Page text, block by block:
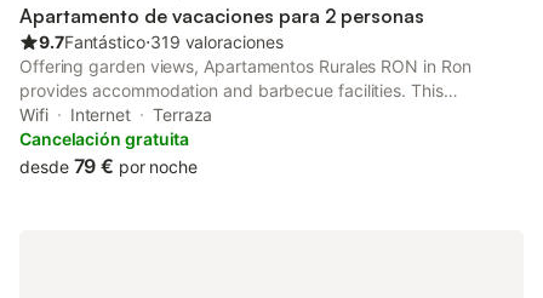
Apartamento de vacaciones para 2 personas
9.7Fantástico⋅319 valoraciones
Offering garden views, Apartamentos Rurales RON in Ron
provides accommodation and barbecue facilities. This
apartment offers free private parking, a 24-hour front desk and
free WiFi.
Wifi Internet
Terraza
Cancelación gratuita
desde 79 € por noche